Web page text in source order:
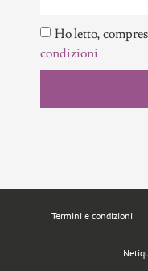
Ho letto,
condizioni
Termini e condizioni